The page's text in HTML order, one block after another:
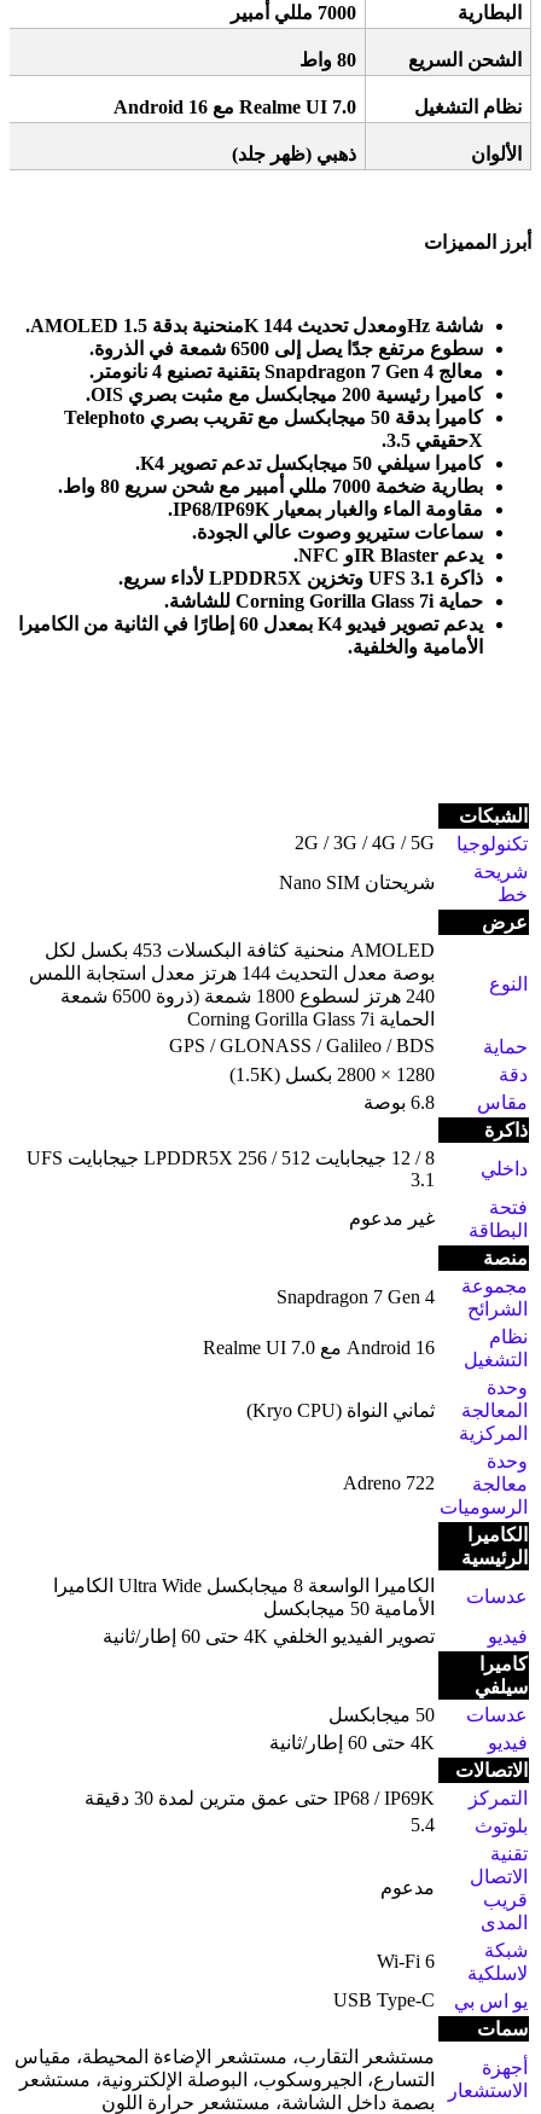
البطارية 7000 مللي أمبير
الشحن السريع 80 واط
نظام التشغيل Android 16 مع Realme UI 7.0
الألوان ذهبي (ظهر جلد)
أبرز المميزات
شاشة منحنية بدقة 1.5K ومعدل تحديث 144Hz.
سطوع مرتفع جدًا يصل إلى 6500 شمعة في الذروة
.
معالج
بتقنية تصنيع 4 نانومتر
.
كاميرا رئيسية 200 ميجابكسل مع مثبت بصري
كاميرا
بدقة 50 ميجابكسل مع تقريب بصري
حقيقي 3.5X.
كاميرا سيلفي 50 ميجابكسل تدعم تصوير 4
K.
بطارية ضخمة 7000 مللي أمبير مع شحن سريع 80 واط
.
مقاومة الماء والغبار بمعيار
سماعات ستيريو وصوت عالي الجودة.
يدعم
وIR Blaster.
ذاكرة
وتخزين UFS 3.1 لأداء سريع.
حماية
للشاشة.
يدعم تصوير فيديو 4
K
بمعدل 60 إطارًا في الثانية من الكاميرا
الأمامية والخلفية.
الشبكات
تكنولوجيا
2G / 3G / 4G / 5G
شريحة
خط
شريحتان Nano SIM
عرض
النوع
AMOLED منحنية كثافة البكسلات 453 بكسل لكل
بوصة معدل التحديث 144 هرتز معدل استجابة اللمس
240 هرتز لسطوع 1800 شمعة (ذروة 6500 شمعة
الحماية Corning Gorilla Glass 7i
حماية
GPS / GLONASS / Galileo / BDS
دقة
1280 × 2800 بكسل (1.5K)
مقاس
6.8 بوصة
ذاكرة
داخلي
8 / 12 جيجابايت LPDDR5X 256 / 512 جيجابايت UFS
3.1
فتحة
البطاقة
غير مدعوم
منصة
مجموعة
الشرائح
Snapdragon 7 Gen 4
نظام
التشغيل
Android 16 مع Realme UI 7.0
وحدة
المعالجة
المركزية
ثماني النواة (Kryo CPU)
وحدة
معالجة
الرسوميات
Adreno 722
الكاميرا
الرئيسية
عدسات
الكاميرا الواسعة 8 ميجابكسل Ultra Wide الكاميرا
الأمامية 50 ميجابكسل
فيديو
تصوير الفيديو الخلفي 4K حتى 60 إطار/ثانية
كاميرا
سيلفي
عدسات
50 ميجابكسل
فيديو
4K حتى 60 إطار/ثانية
الاتصالات
التمركز
IP68 / IP69K حتى عمق مترين لمدة 30 دقيقة
بلوتوث
5.4
تقنية
الاتصال
قريب
المدى
مدعوم
شبكة
لاسلكية
Wi-Fi 6
يو اس بي
USB Type-C
سمات
أجهزة
الاستشعار
مستشعر التقارب، مستشعر الإضاءة المحيطة، مقياس
التسارع، الجيروسكوب، البوصلة الإلكترونية، مستشعر
بصمة داخل الشاشة، مستشعر حرارة اللون